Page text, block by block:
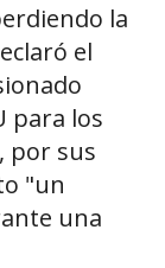
la
el
para los
por sus
"un
una